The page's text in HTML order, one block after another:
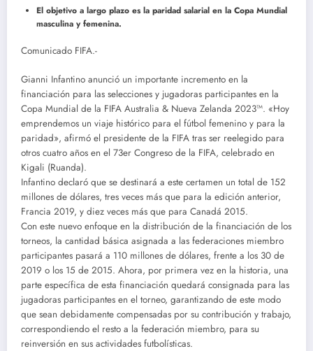
El objetivo a largo plazo es la paridad salarial en la Copa Mundial
masculina y femenina.
Comunicado FIFA.-
Gianni Infantino anunció un importante incremento en la
financiación para las selecciones y jugadoras participantes en la
Copa Mundial de la FIFA Australia & Nueva Zelanda 2023™. «Hoy
emprendemos un viaje histórico para el fútbol femenino y para la
paridad», afirmó el presidente de la FIFA tras ser reelegido para
otros cuatro años en el 73er Congreso de la FIFA, celebrado en
Kigali (Ruanda).
Infantino declaró que se destinará a este certamen un total de 152
millones de dólares, tres veces más que para la edición anterior,
Francia 2019, y diez veces más que para Canadá 2015.
Con este nuevo enfoque en la distribución de la financiación de los
torneos, la cantidad básica asignada a las federaciones miembro
participantes pasará a 110 millones de dólares, frente a los 30 de
2019 o los 15 de 2015. Ahora, por primera vez en la historia, una
parte específica de esta financiación quedará consignada para las
jugadoras participantes en el torneo, garantizando de este modo
que sean debidamente compensadas por su contribución y trabajo,
correspondiendo el resto a la federación miembro, para su
reinversión en sus actividades futbolísticas.